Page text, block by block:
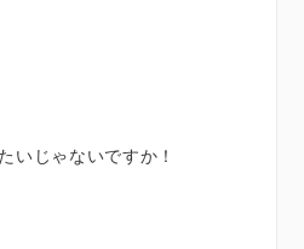
いじゃないですか！